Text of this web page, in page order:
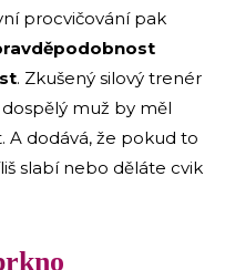
procvičování pak
. Zkušený silový trenér
dospělý muž by měl
dodává, že pokud to
slabí nebo děláte cvik